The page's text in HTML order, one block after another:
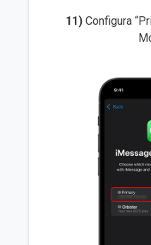
11) Configura